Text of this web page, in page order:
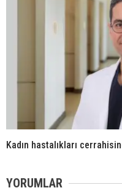
Kadın hastalıkları
YORUMLAR